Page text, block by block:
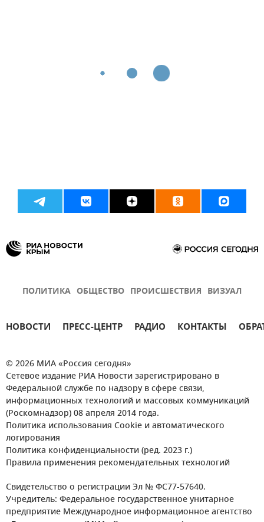
ПОЛИТИКА ОБЩЕСТВО ПРОИСШЕСТВИЯ ВИЗУАЛ
НОВОСТИ ПРЕСС-ЦЕНТР РАДИО КОНТАКТЫ
© 2026 МИА «Россия сегодня»
Сетевое издание РИА Новости зарегистрировано в
Федеральной службе по надзору в сфере связи,
информационных технологий и массовых коммуникаций
(Роскомнадзор) 08 апреля 2014 года.
Политика использования Cookie и автоматического
логирования
Политика конфиденциальности (ред. 2023 г.)
Правила применения рекомендательных технологий
Свидетельство о регистрации Эл № ФС77-57640.
Учредитель: Федеральное государственное унитарное
предприятие Международное информационное агентство